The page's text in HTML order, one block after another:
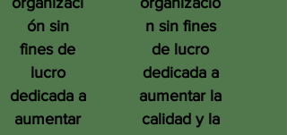
ón sin
fines de
lucro
dedicada a
aumentar
n sin fines
de lucro
dedicada a
aumentar la
calidad y la